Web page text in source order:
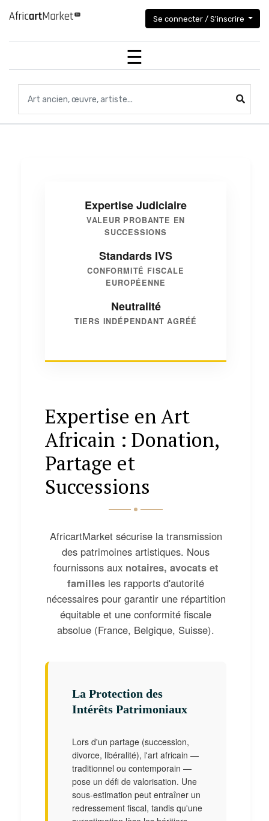
Se connecter / S'inscrire
Expertise Judiciaire
VALEUR PROBANTE EN
SUCCESSIONS
Standards IVS
CONFORMITÉ FISCALE
EUROPÉENNE
Neutralité
TIERS INDÉPENDANT AGRÉÉ
Expertise en Art
Africain : Donation,
Partage et
Successions
AfricartMarket sécurise la transmission
des patrimoines artistiques. Nous
fournissons aux notaires, avocats et
familles les rapports d'autorité
nécessaires pour garantir une répartition
équitable et une conformité fiscale
absolue (France, Belgique, Suisse).
La Protection des
Intérêts Patrimoniaux
Lors d'un partage (succession,
divorce, libéralité), l'art africain —
traditionnel ou contemporain —
pose un défi de valorisation. Une
sous-estimation peut entraîner un
redressement fiscal, tandis qu'une